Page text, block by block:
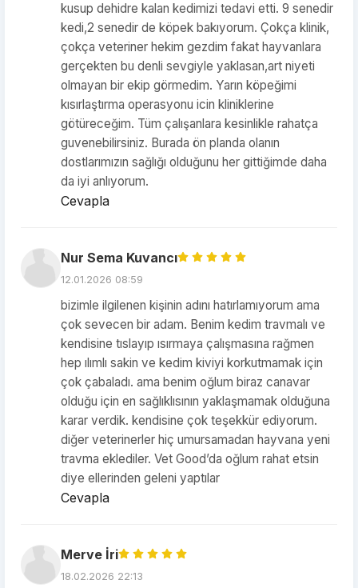
kusup dehidre kalan kedimizi tedavi etti. 9 senedir
kedi,2 senedir de köpek bakıyorum. Çokça klinik,
çokça veteriner hekim gezdim fakat hayvanlara
gerçekten bu denli sevgiyle yaklasan,art niyeti
olmayan bir ekip görmedim. Yarın köpeğimi
kısırlaştırma operasyonu icin kliniklerine
götüreceğim. Tüm çalışanlara kesinlikle rahatça
guvenebilirsiniz. Burada ön planda olanın
dostlarımızın sağlığı olduğunu her gittiğimde daha
da iyi anlıyorum.
Cevapla
Nur Sema Kuvancı
12.01.2026 08:59
bizimle ilgilenen kişinin adını hatırlamıyorum ama
çok sevecen bir adam. Benim kedim travmalı ve
kendisine tıslayıp ısırmaya çalışmasına rağmen
hep ılımlı sakin ve kedim kiviyi korkutmamak için
çok çabaladı. ama benim oğlum biraz canavar
olduğu için en sağlıklısının yaklaşmamak olduğuna
karar verdik. kendisine çok teşekkür ediyorum.
diğer veterinerler hiç umursamadan hayvana yeni
travma eklediler. Vet Good’da oğlum rahat etsin
diye ellerinden geleni yaptılar
Cevapla
Merve İri
18.02.2026 22:13